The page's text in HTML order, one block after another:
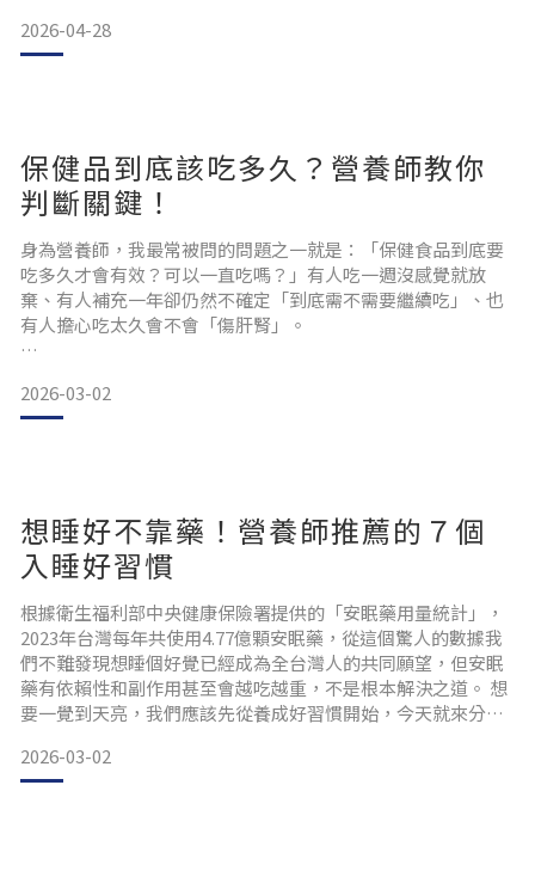
就要跟大家聊聊「乖乖紅豆輕孅飲」。它運用了傳統漢方智慧
與現代技術，讓你在享受重口味美食之餘，也能維持孅盈狀
2026-04-28
保健品到底該吃多久？營養師教你
判斷關鍵！
身為營養師，我最常被問的問題之一就是：「保健食品到底要
吃多久才會有效？可以一直吃嗎？」有人吃一週沒感覺就放
棄、有人補充一年卻仍然不確定「到底需不需要繼續吃」、也
有人擔心吃太久會不會「傷肝腎」。
充，每個人問題不同，要吃的項目也不同，補充的時間長短也
會不同。今天就來簡單跟大家分享保健品的補充技巧吧！
2026-03-02
想睡好不靠藥！營養師推薦的７個
入睡好習慣
根據衛生福利部中央健康保險署提供的「安眠藥用量統計」，
2023年台灣每年共使用4.77億顆安眠藥，從這個驚人的數據我
們不難發現想睡個好覺已經成為全台灣人的共同願望，但安眠
藥有依賴性和副作用甚至會越吃越重，不是根本解決之道。 想
要一覺到天亮，我們應該先從養成好習慣開始，今天就來分享
指出，睡眠規律性（固定時間）比睡眠時數更影響身體修復品
質。當你每天不同時間睡覺，生理時鐘就像被調亂的鬧鐘，難
2026-03-02